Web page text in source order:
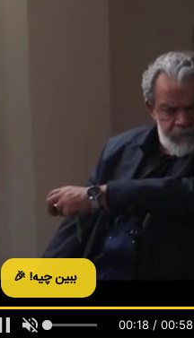
00:19 / 00:58
ببین چیه! 🎉